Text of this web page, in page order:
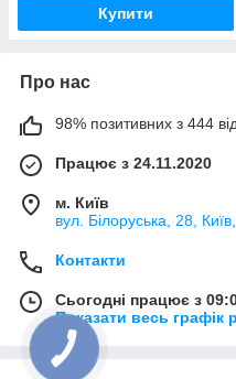
Купити
Про нас
98% позитивних з 444
Працює з 24.11.2020
м. Київ
вул. Білоруська, 28,
Контакти
Сьогодні працює з
Показати весь графік